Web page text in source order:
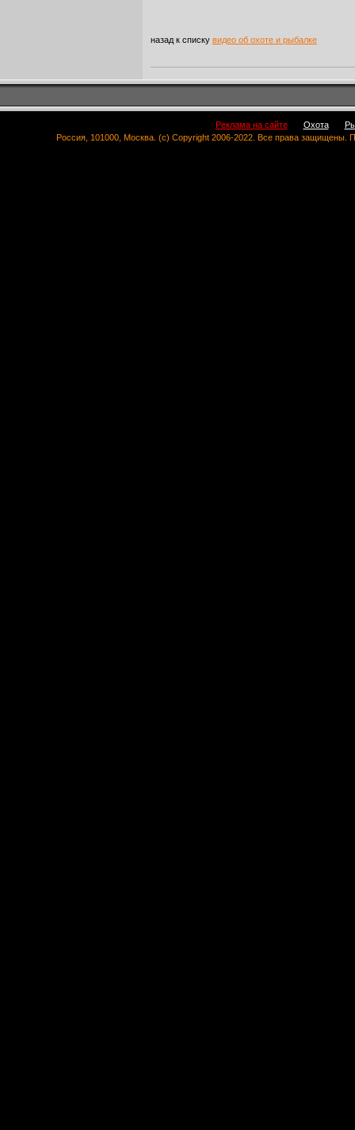
назад к списку видео об охоте и рыбалке
Реклама на сайте Охота
Россия, 101000, Москва. (c) Copyright 2006-2022. Все права защищены.